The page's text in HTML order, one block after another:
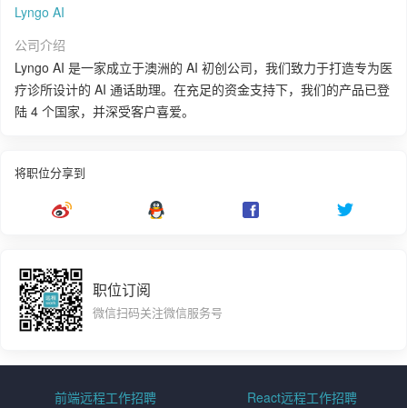
Lyngo AI
公司介绍
Lyngo AI 是一家成立于澳洲的 AI 初创公司，我们致力于打造专为医
疗诊所设计的 AI 通话助理。在充足的资金支持下，我们的产品已登
陆 4 个国家，并深受客户喜爱。
将职位分享到
职位订阅
微信扫码关注微信服务号
前端远程工作招聘 React远程工作招聘